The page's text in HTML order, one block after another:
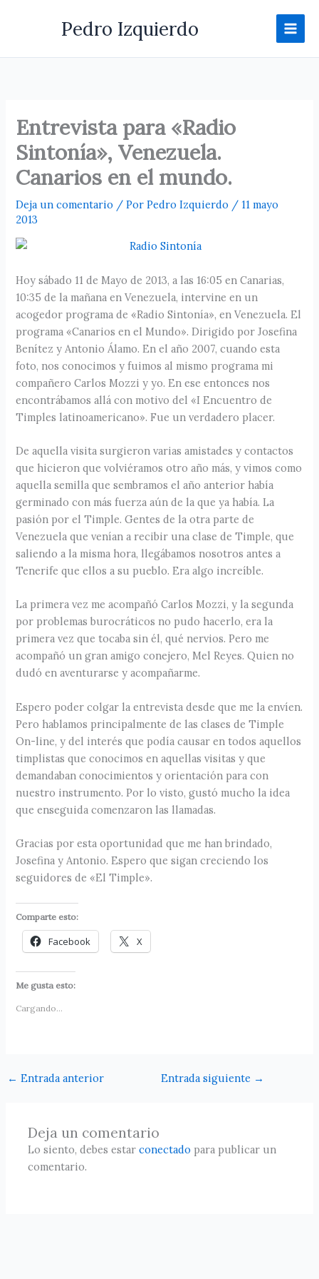
Pedro Izquierdo
Entrevista para «Radio
Sintonía», Venezuela.
Canarios en el mundo.
Deja un comentario / PorPedro Izquierdo /11 mayo
2013
Hoy sábado 11 de Mayo de 2013, a las 16:05 en Canarias,
10:35 de la mañana en Venezuela, intervine en un
acogedor programa de «Radio Sintonía», en Venezuela. El
programa «Canarios en el Mundo». Dirigido por Josefina
Benítez y Antonio Álamo. En el año 2007, cuando esta
foto, nos conocimos y fuimos al mismo programa mi
compañero Carlos Mozzi y yo. En ese entonces nos
encontrábamos allá con motivo del «I Encuentro de
Timples latinoamericano». Fue un verdadero placer.
De aquella visita surgieron varias amistades y contactos
que hicieron que volviéramos otro año más, y vimos como
aquella semilla que sembramos el año anterior había
germinado con más fuerza aún de la que ya había. La
pasión por el Timple. Gentes de la otra parte de
Venezuela que venían a recibir una clase de Timple, que
saliendo a la misma hora, llegábamos nosotros antes a
Tenerife que ellos a su pueblo. Era algo increíble.
La primera vez me acompañó Carlos Mozzi, y la segunda
por problemas burocráticos no pudo hacerlo, era la
primera vez que tocaba sin él, qué nervios. Pero me
acompañó un gran amigo conejero, Mel Reyes. Quien no
dudó en aventurarse y acompañarme.
Espero poder colgar la entrevista desde que me la envíen.
Pero hablamos principalmente de las clases de Timple
On-line, y del interés que podía causar en todos aquellos
timplistas que conocimos en aquellas visitas y que
demandaban conocimientos y orientación para con
nuestro instrumento. Por lo visto, gustó mucho la idea
que enseguida comenzaron las llamadas.
Gracias por esta oportunidad que me han brindado,
Josefina y Antonio. Espero que sigan creciendo los
seguidores de «El Timple».
Comparte esto:
Facebook X
Me gusta esto:
Cargando...
← Entrada anterior Entrada siguiente →
Deja un comentario
Lo siento, debes estarconectado para publicar un
comentario.